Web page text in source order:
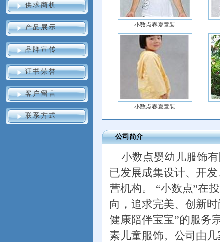
供求商机
产品展示
品牌宣传
证书荣誉
客户留言
联系方式
小数点春夏童装
小数点春夏童装
公司简介
小数点婴幼儿服饰
已发展成集设计、开
营机构。 “小数点”在
向，追求完美、创新
健康陪伴宝宝”的服务
素儿童服饰。公司由